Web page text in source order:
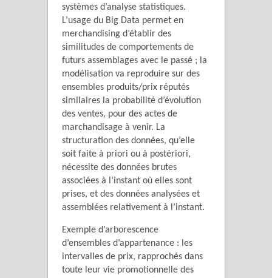
systèmes d’analyse statistiques.
L’usage du Big Data permet en
merchandising d’établir des
similitudes de comportements de
futurs assemblages avec le passé ; la
modélisation va reproduire sur des
ensembles produits/prix réputés
similaires la probabilité d’évolution
des ventes, pour des actes de
marchandisage à venir. La
structuration des données, qu’elle
soit faite à priori ou à postériori,
nécessite des données brutes
associées à l’instant où elles sont
prises, et des données analysées et
assemblées relativement à l’instant.
Exemple d’arborescence
d’ensembles d’appartenance : les
intervalles de prix, rapprochés dans
toute leur vie promotionnelle des